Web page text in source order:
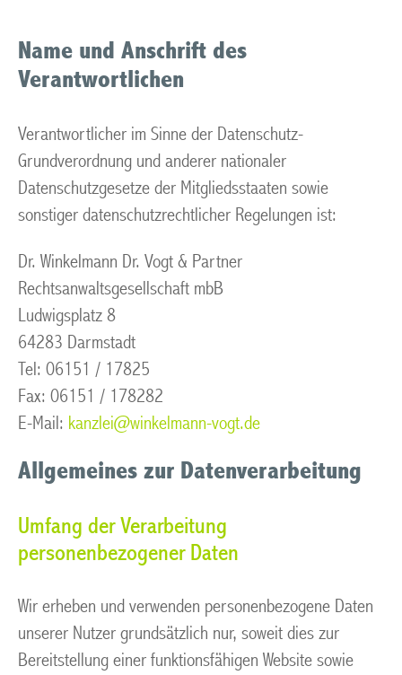
Name und Anschrift des
Verantwortlichen
Verantwortlicher im Sinne der Datenschutz-
Grundverordnung und anderer nationaler
Datenschutzgesetze der Mitgliedsstaaten sowie
sonstiger datenschutzrechtlicher Regelungen ist:
Dr. Winkelmann Dr. Vogt & Partner
Rechtsanwaltsgesellschaft mbB
Ludwigsplatz 8
64283 Darmstadt
Tel: 06151 / 17825
Fax: 06151 / 178282
E-Mail: kanzlei@winkelmann-vogt.de
Allgemeines zur Datenverarbeitung
Umfang der Verarbeitung
personenbezogener Daten
Wir erheben und verwenden personenbezogene Daten
unserer Nutzer grundsätzlich nur, soweit dies zur
Bereitstellung einer funktionsfähigen Website sowie